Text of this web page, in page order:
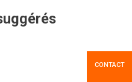
CONTACT